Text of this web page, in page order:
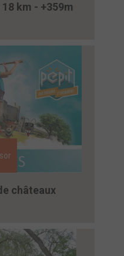
km - +359m
châteaux